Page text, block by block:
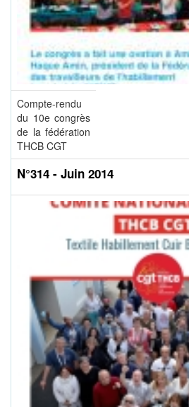
Compte-rendu
du 10e congrès
de la fédération
THCB CGT
N°314 - Juin 2014